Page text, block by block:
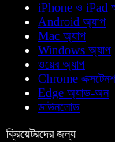
iPhone ও iPad
Android অ্যাপ
Mac অ্যাপ
Windows অ্যাপ
ওয়েব অ্যাপ
Chrome
Edge অ্যাড-অন
ডাউনলোড
ক্রিয়েটরদের জন্য